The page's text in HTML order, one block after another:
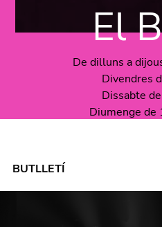
El
De dilluns a
Divendres
Dissabte
Diumenge de
BUTLLETÍ